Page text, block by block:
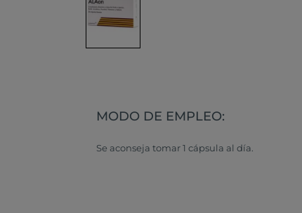
MODO DE EMPLEO:
Se aconseja tomar 1 cápsula al día.